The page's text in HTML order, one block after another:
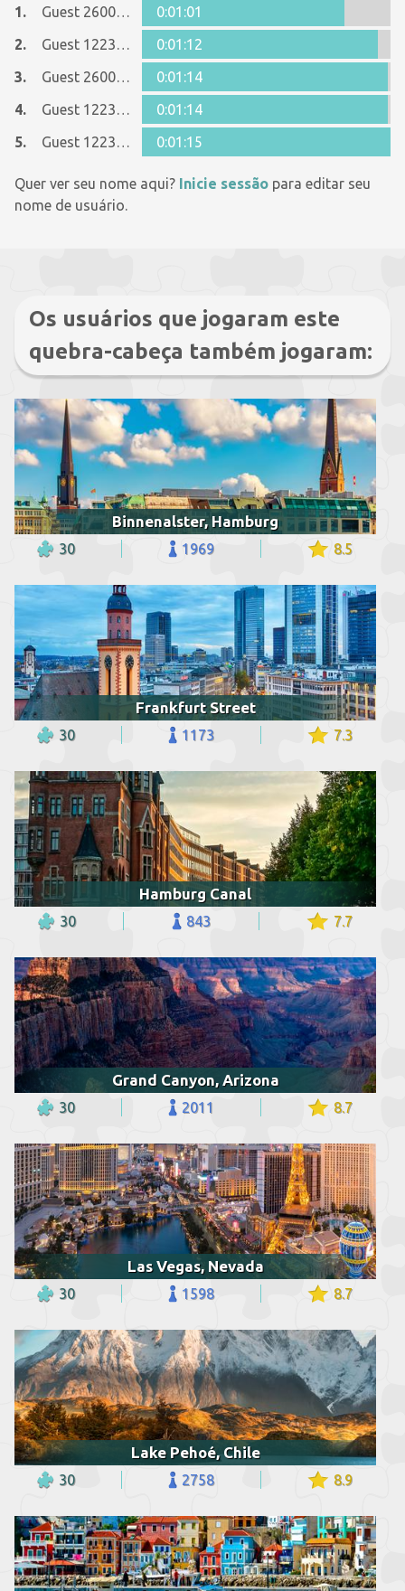
1. Guest 26005481
0:01:01
2.
Guest 12237642
0:01:12
3.
Guest 26005481
0:01:14
4.
Guest 12237642
0:01:14
5.
Guest 12237642 0:01:15
Quer ver seu nome aqui? Inicie sessão para editar seu
nome de usuário.
Os usuários que jogaram este
quebra-cabeça também jogaram:
Binnenalster, Hamburg
30 1969 8.5
Frankfurt Street
30 1173 7.3
Hamburg Canal
30 843 7.7
Grand Canyon, Arizona
30 2011 8.7
Las Vegas, Nevada
30 1598 8.7
Lake Pehoé, Chile
30 2758 8.9